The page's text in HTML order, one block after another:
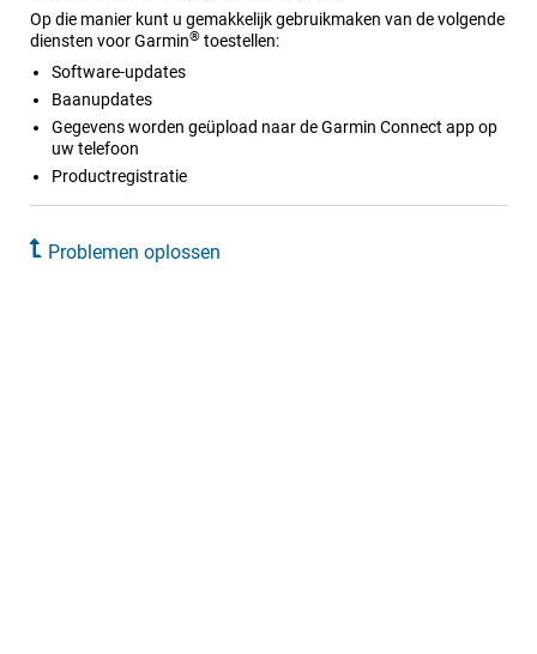
Op die manier kunt u gemakkelijk gebruikmaken van de volgende
diensten voor Garmin® toestellen:
Software-updates
Baanupdates
Gegevens worden geüpload naar deGarmin Connect app op
uw telefoon
Productregistratie
Problemen oplossen